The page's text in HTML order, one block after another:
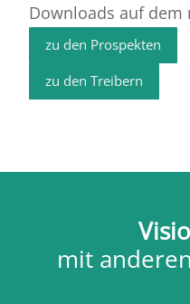
Downloads auf dem
zu den Prospekten
zu den Treibern
mit